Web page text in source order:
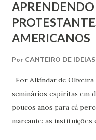
AMERICANOS
Por CANTEIRO DE IDEIAS
Por Alkíndar de
seminários espíritas em
poucos anos para cá
marcante: as instituições